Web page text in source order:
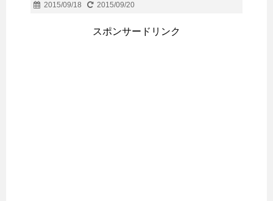
2015/09/18 2015/09/20
スポンサードリンク